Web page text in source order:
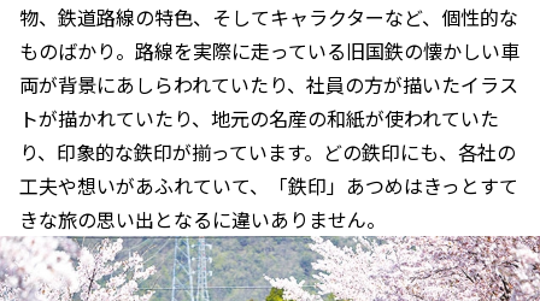
物、鉄道路線の特色、そしてキャラクターなど、個性的な
ものばかり。路線を実際に走っている旧国鉄の懐かしい車
両が背景にあしらわれていたり、社員の方が描いたイラス
トが描かれていたり、地元の名産の和紙が使われていた
り、印象的な鉄印が揃っています。どの鉄印にも、各社の
工夫や想いがあふれていて、「鉄印」あつめはきっとすて
きな旅の思い出となるに違いありません。